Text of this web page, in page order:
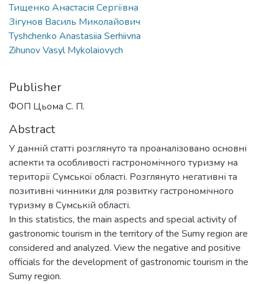
Тищенко Анастасія Сергіївна
Зігунов Василь Миколайович
Tyshchenko Anastasiia Serhiivna
Zihunov Vasyl Mykolaiovych
Publisher
ФОП Цьома С. П.
Abstract
У данній статті розглянуто та проаналізовано основні
аспекти та особливості гастрономічного туризму на
території Сумської області. Розглянуто негативні та
позитивні чинники для розвитку гастрономічного
туризму в Сумській області.
In this statistics, the main aspects and special activity of
gastronomic tourism in the territory of the Sumy region are
considered and analyzed. View the negative and positive
officials for the development of gastronomic tourism in the
Sumy region.